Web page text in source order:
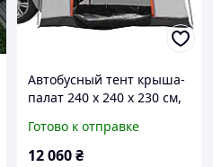
Автобусный тент крыша-
палат 240 x 240 x 230 см,
т.ч. двухслойный тент
PU2000 мм крыша
Готово к отправке
12 060₴